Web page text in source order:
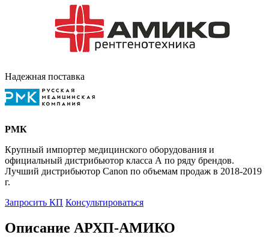
Надежная поставка
РМК
Крупный импортер медицинского оборудования и
официальный дистрибьютор класса А по ряду брендов.
Лучший дистрибьютор Canon по объемам продаж в 2018-2019
г.
Запросить КП Консультироваться
Описание АРХП-АМИКО